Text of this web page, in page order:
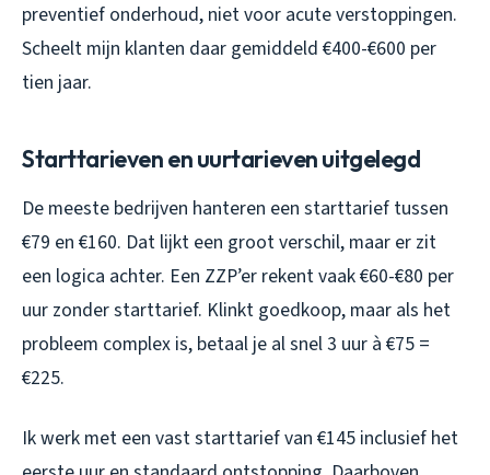
preventief onderhoud, niet voor acute verstoppingen.
Scheelt mijn klanten daar gemiddeld €400-€600 per
tien jaar.
Starttarieven en uurtarieven uitgelegd
De meeste bedrijven hanteren een starttarief tussen
€79 en €160. Dat lijkt een groot verschil, maar er zit
een logica achter. Een ZZP’er rekent vaak €60-€80 per
uur zonder starttarief. Klinkt goedkoop, maar als het
probleem complex is, betaal je al snel 3 uur à €75 =
€225.
Ik werk met een vast starttarief van €145 inclusief het